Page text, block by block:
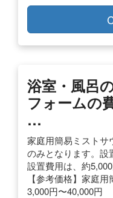
浴室・風呂
フォームの
…
家庭用簡易ミストサ
のみとなります。設
設置費用は、約
【参考価格】家庭
3,000円〜40,000円